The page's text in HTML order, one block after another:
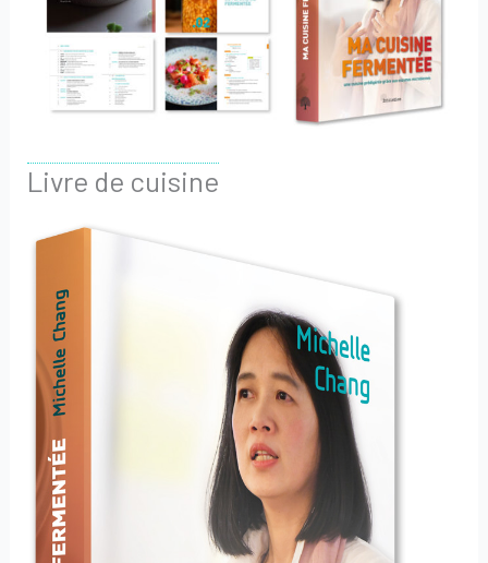
Livre de cuisine